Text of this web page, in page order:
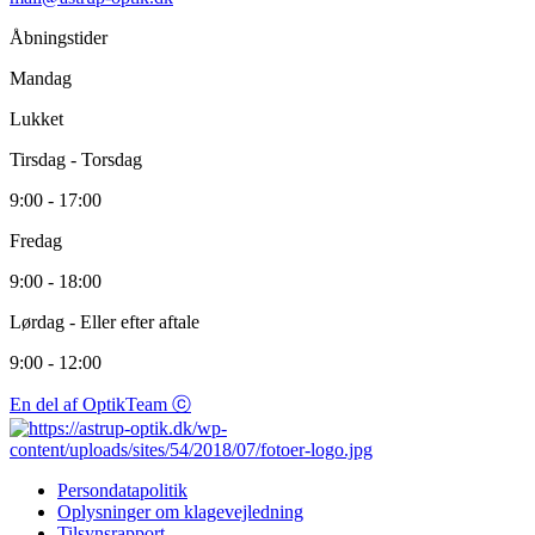
Åbningstider
Mandag
Lukket
Tirsdag - Torsdag
9:00 - 17:00
Fredag
9:00 - 18:00
Lørdag - Eller efter aftale
9:00 - 12:00
En del af OptikTeam ⓒ
Persondatapolitik
Oplysninger om klagevejledning